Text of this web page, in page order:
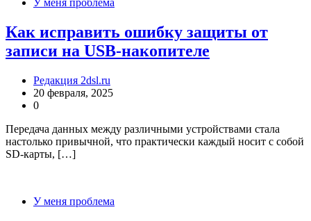
У меня проблема
Как исправить ошибку защиты от
записи на USB-накопителе
Редакция 2dsl.ru
20 февраля, 2025
0
Передача данных между различными устройствами стала
настолько привычной, что практически каждый носит с собой
SD-карты, […]
У меня проблема